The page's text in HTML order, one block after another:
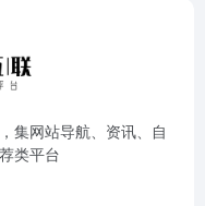
集网站导航、资讯、自
类平台